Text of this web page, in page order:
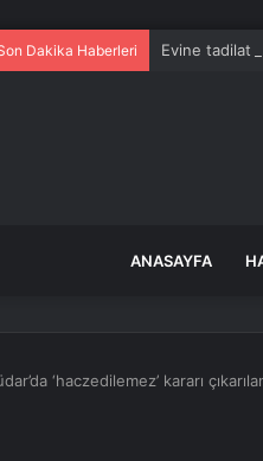
Dakika Haberleri Evine tadilat
ANASAYFA
‘haczedilemez’ kararı